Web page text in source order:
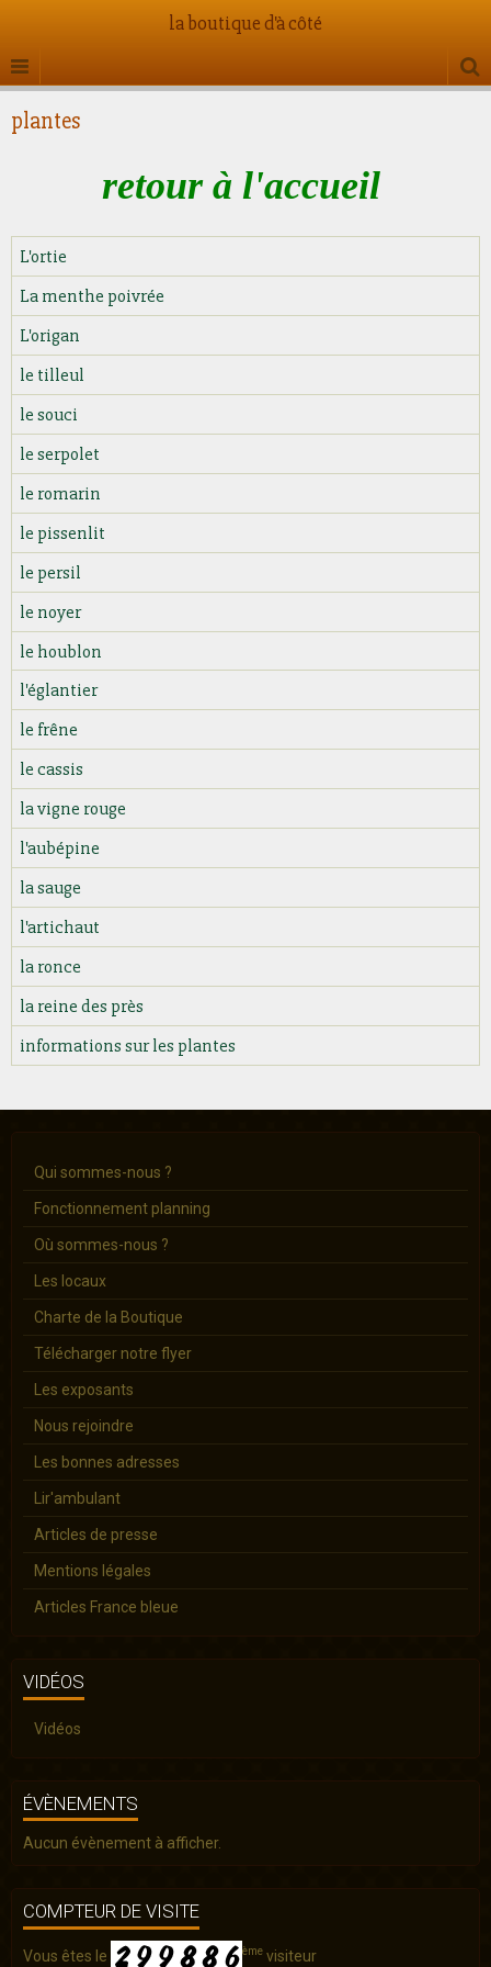
la boutique d'à côté
plantes
retour à l'accueil
L'ortie
La menthe poivrée
L'origan
le tilleul
le souci
le serpolet
le romarin
le pissenlit
le persil
le noyer
le houblon
l'églantier
le frêne
le cassis
la vigne rouge
l'aubépine
la sauge
l'artichaut
la ronce
la reine des près
informations sur les plantes
Qui sommes-nous ?
Fonctionnement planning
Où sommes-nous ?
Les locaux
Charte de la Boutique
Télécharger notre flyer
Les exposants
Nous rejoindre
Les bonnes adresses
Lir'ambulant
Articles de presse
Mentions légales
Articles France bleue
VIDÉOS
Vidéos
ÉVÈNEMENTS
Aucun évènement à afficher.
COMPTEUR DE VISITE
Vous êtes le ème visiteur